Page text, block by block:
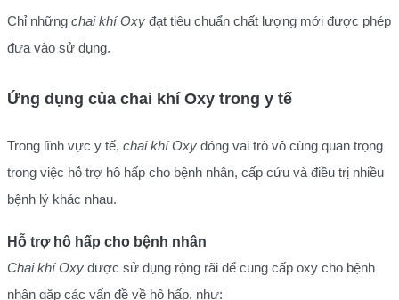
Chỉ những chai khí Oxy đạt tiêu chuẩn chất lượng mới được phép
đưa vào sử dụng.
Ứng dụng của chai khí Oxy trong y tế
Trong lĩnh vực y tế, chai khí Oxy đóng vai trò vô cùng quan trọng
trong việc hỗ trợ hô hấp cho bệnh nhân, cấp cứu và điều trị nhiều
bệnh lý khác nhau.
Hỗ trợ hô hấp cho bệnh nhân
Chai khí Oxy được sử dụng rộng rãi để cung cấp oxy cho bệnh
nhân gặp các vấn đề về hô hấp, như: